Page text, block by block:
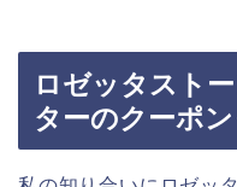
ロゼッタスト
ターのクーポ